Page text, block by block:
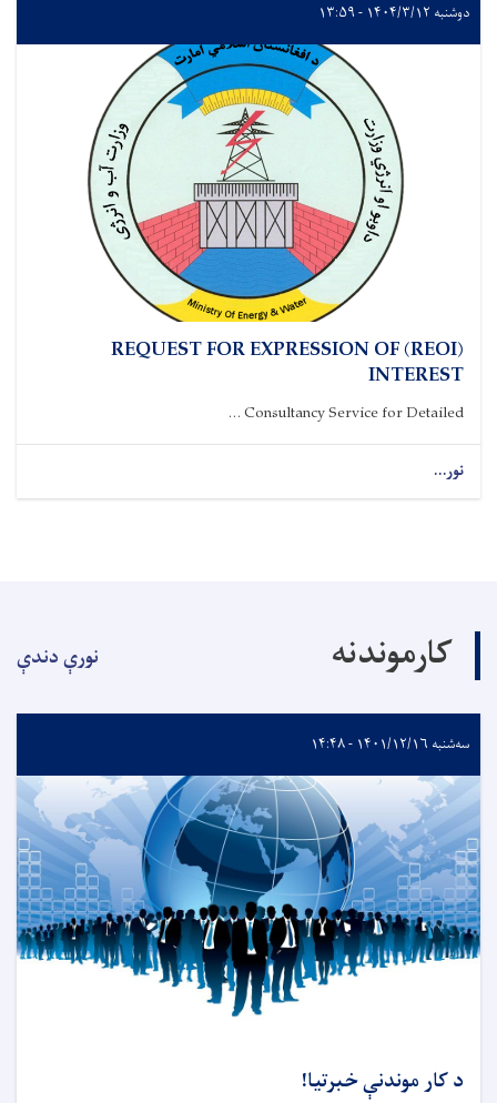
دوشنبه ۱۴۰۴/۳/۱۲ - ۱۳:۵۹
(REOI) REQUEST FOR EXPRESSION OF
INTEREST
Consultancy Service for Detailed ...
نور...
کارموندنه نورې دندې
سه‌شنبه ۱۴۰۱/۱۲/۱۶ - ۱۴:۴۸
د کار موندنې خبرتیا!